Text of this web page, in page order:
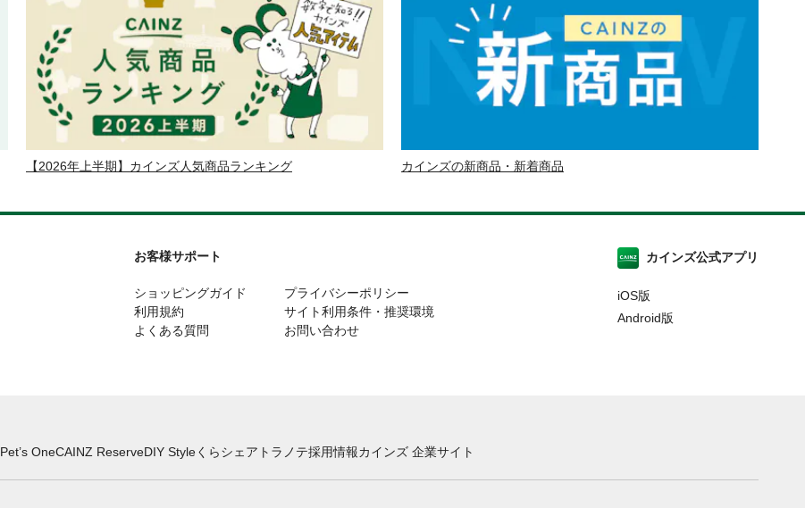
【2026年上半期】カインズ人気商品ランキング カインズの新商品・新着商品
お客様サポート
ショッピングガイド
利用規約
よくある質問
プライバシーポリシー
サイト利用条件・推奨環境
お問い合わせ
カインズ公式アプリ
iOS版
Android版
Pet’s OneCAINZ ReserveDIY Styleくらシェア トラノテ採用情報カインズ 企業サイト